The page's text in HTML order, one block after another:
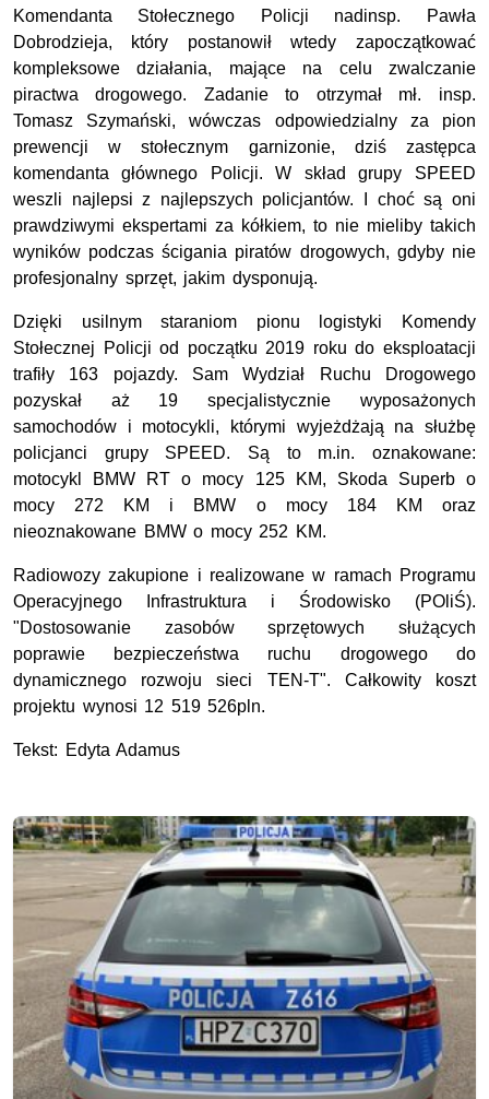
Komendanta Stołecznego Policji nadinsp. Pawła
Dobrodzieja, który postanowił wtedy zapoczątkować
kompleksowe działania, mające na celu zwalczanie
piractwa drogowego. Zadanie to otrzymał mł. insp.
Tomasz Szymański, wówczas odpowiedzialny za pion
prewencji w stołecznym garnizonie, dziś zastępca
komendanta głównego Policji. W skład grupy SPEED
weszli najlepsi z najlepszych policjantów. I choć są oni
prawdziwymi ekspertami za kółkiem, to nie mieliby takich
wyników podczas ścigania piratów drogowych, gdyby nie
profesjonalny sprzęt, jakim dysponują.
Dzięki usilnym staraniom pionu logistyki Komendy
Stołecznej Policji od początku 2019 roku do eksploatacji
trafiły 163 pojazdy. Sam Wydział Ruchu Drogowego
pozyskał aż 19 specjalistycznie wyposażonych
samochodów i motocykli, którymi wyjeżdżają na służbę
policjanci grupy SPEED. Są to m.in. oznakowane:
motocykl BMW RT o mocy 125 KM, Skoda Superb o
mocy 272 KM i BMW o mocy 184 KM oraz
nieoznakowane BMW o mocy 252 KM.
Radiowozy zakupione i realizowane w ramach Programu
Operacyjnego Infrastruktura i Środowisko (POliŚ).
"Dostosowanie zasobów sprzętowych służących
poprawie bezpieczeństwa ruchu drogowego do
dynamicznego rozwoju sieci TEN-T". Całkowity koszt
projektu wynosi 12 519 526pln.
Tekst: Edyta Adamus